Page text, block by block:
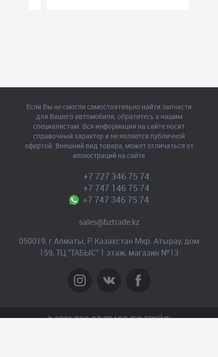
+7 727 346 75 74
+7 747 146 75 74
+7 747 346 75 74
sales@bztrade.kz
050019, г.Алматы, Р. Казахстан Мкр. Атырау, дом
159, ТЦ "ТАБЫС" 1 этаж, магазин №13
Если Вы не смогли самостоятельно найти запчасти
для Вашего автомобиля, обратитесь к нашим
специалистам. Вся информация на сайте носит
справочный характер и не является публичной
офертой. Внешний вид товара, может отличаться от
иллюстраций на сайте
© 2026 TOO BZ-TRADE (БЗ-ТРЕЙД)